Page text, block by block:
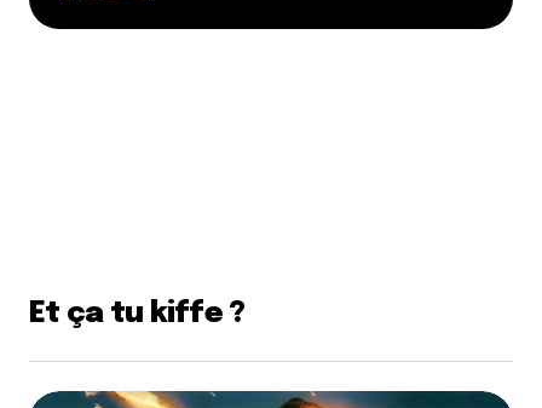
Et ça tu kiffe ?